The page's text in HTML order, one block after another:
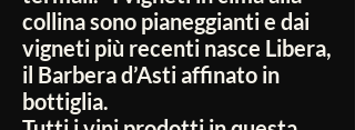
collina sono pianeggianti e dai
vigneti più recenti nasce Libera,
il Barbera d’Asti affinato in
bottiglia.